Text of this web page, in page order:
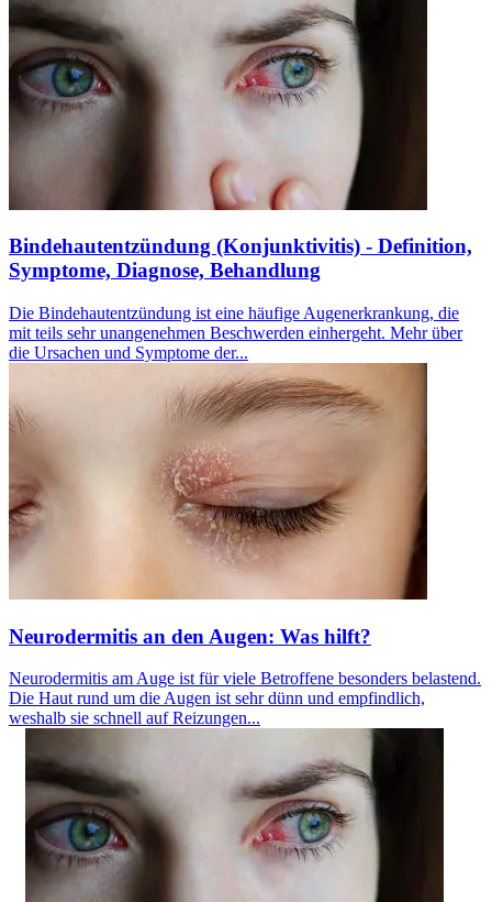
Bindehautentzündung (Konjunktivitis) - Definition,
Symptome, Diagnose, Behandlung
Die Bindehautentzündung ist eine häufige Augenerkrankung, die
mit teils sehr unangenehmen Beschwerden einhergeht. Mehr über
die Ursachen und Symptome der...
Neurodermitis an den Augen: Was hilft?
Neurodermitis am Auge ist für viele Betroffene besonders belastend.
Die Haut rund um die Augen ist sehr dünn und empfindlich,
weshalb sie schnell auf Reizungen...